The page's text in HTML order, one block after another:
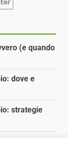
(e quando
dove e
strategie